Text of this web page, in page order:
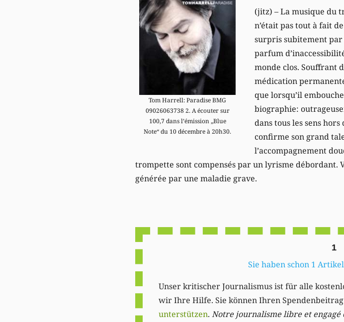
Tom Harrell: Paradise BMG
09026063738 2. A écouter sur
100,7 dans l’émission „Blue
Note“ du 10 décembre à 20h30.
(jitz) – La musique du
n’était pas tout à fait
surpris subitement
parfum
monde clos. Souffrant
médication
que lorsqu’il
biographie:
dans tous les sens
confirme son grand
l’accompagnement
trompette sont compensés par un lyrisme
générée par une maladie grave.
1
Sie haben schon 1
Unser kritischer Journalismus ist für alle
wir Ihre Hilfe. Sie können Ihren
unterstützen. Notre journalisme libre et engagé